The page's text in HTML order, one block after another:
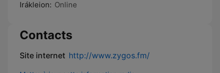
Irákleion: Online
Contacts
Site internet http://www.zygos.fm/